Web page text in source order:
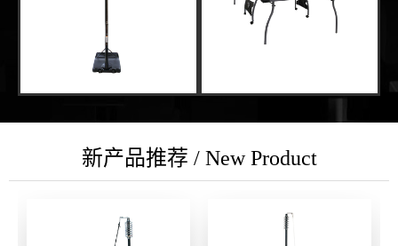
新产品推荐 / New Product